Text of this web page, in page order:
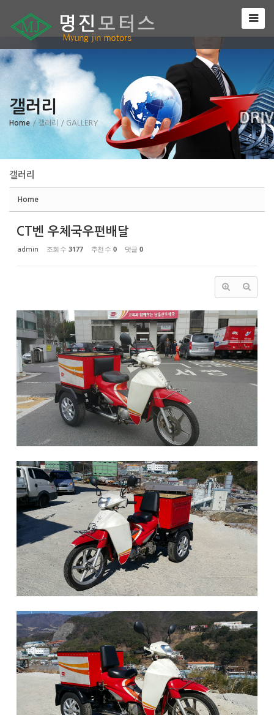
갤러리
Home / 갤러리 / GALLERY
갤러리
Home
CT벤 우체국우편배달
admin 조회 수 3177 추천 수 0 댓글 0
Sketchbook5, 스케치북5
Sketchbook5, 스케치북5